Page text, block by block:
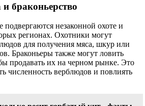
браконьерство
незаконной охоте и
регионах. Охотники могут
для получения мяса, шкур или
Браконьеры также могут ловить
продавать их на черном рынке. Это
численность верблюдов и повлиять